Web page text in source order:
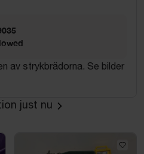
av strykbrädorna. Se bilder
just nu